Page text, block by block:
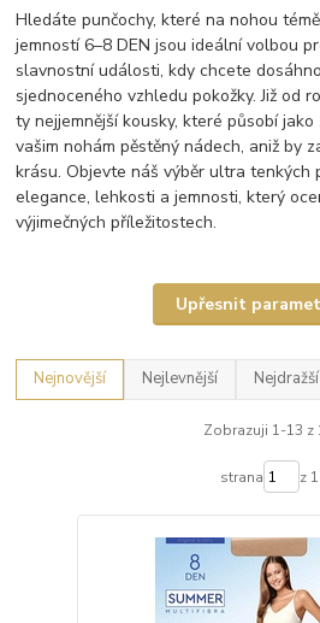
Hledáte punčochy, které na nohou
jemností 6–8 DEN jsou ideální volbou
slavnostní události, kdy chcete
sjednoceného vzhledu pokožky. Již od
ty nejjemnější kousky, které působí jako
vašim nohám pěstěný nádech, aniž by
krásu. Objevte náš výběr ultra tenkých
elegance, lehkosti a jemnosti, který
výjimečných příležitostech.
Upřesnit
Nejnovější Nejlevnější Nejdražší
Zobrazuji 1-13 z
strana z 1